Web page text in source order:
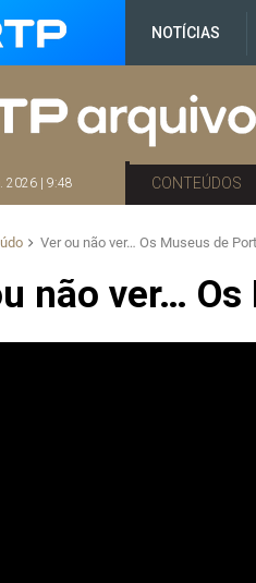
NOTÍCIAS
2026 | 9:48 CONTEÚDOS
Ver ou não ver… Os Museus de
não ver…